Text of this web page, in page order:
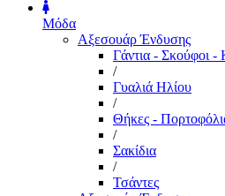
Μόδα
Αξεσουάρ Ένδυσης
Γάντια - Σκούφοι -
/
Γυαλιά Ηλίου
/
Θήκες -
/
Σακίδια
/
Τσάντες